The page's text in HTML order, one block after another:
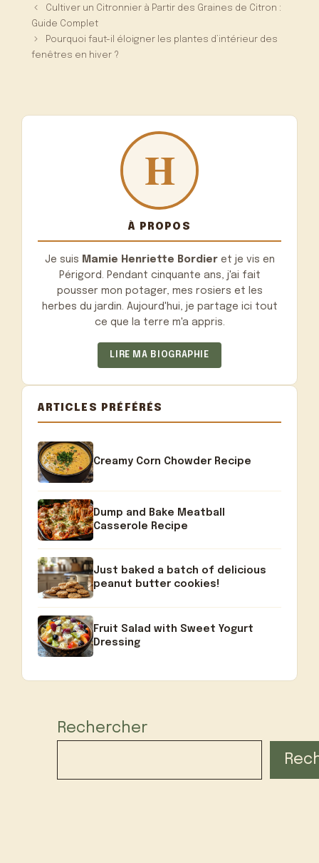
Cultiver un Citronnier à Partir des Graines de Citron :
Guide Complet
Pourquoi faut-il éloigner les plantes d’intérieur des
fenêtres en hiver ?
À PROPOS
Je suis Mamie Henriette Bordieret je vis en
Périgord. Pendant cinquante ans, j'ai fait
pousser mon potager, mes rosiers et les
herbes du jardin. Aujourd'hui, je partage ici tout
ce que la terre m'a appris.
LIRE MA BIOGRAPHIE
ARTICLES PRÉFÉRÉS
Creamy Corn Chowder Recipe
Dump and Bake Meatball
Casserole Recipe
Just baked a batch of delicious
peanut butter cookies!
Fruit Salad with Sweet Yogurt
Dressing
Rechercher